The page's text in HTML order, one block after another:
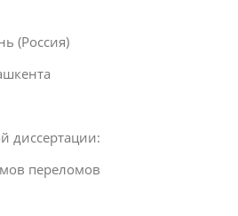
(Россия)
переломов